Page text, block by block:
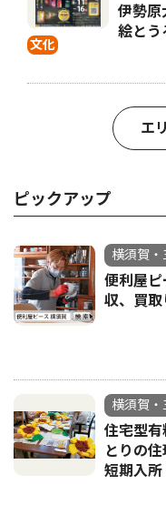
文化
伊勢
絵と
エ
ピックアップ
横須賀・
便利屋
収、買
横須賀・
住宅型
とりの
短期入